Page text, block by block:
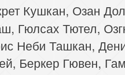
серия
95 серия
серия 99 серия
серия 103 серия
Кушкан, Озан
Гюлсах Тютел,
Неби Ташкан,
Беркер Гювен,